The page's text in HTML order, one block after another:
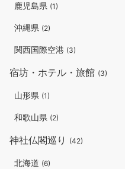
鹿児島県 (1)
沖縄県 (2)
関西国際空港 (3)
宿坊・ホテル・旅館 (3)
山形県 (1)
和歌山県 (2)
神社仏閣巡り (42)
北海道 (6)